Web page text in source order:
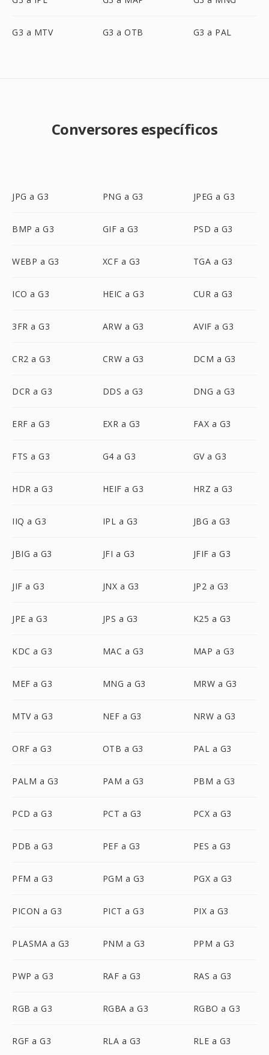
G3 a MTV G3 a OTB G3 a PAL
Conversores específicos
JPG a G3 PNG a G3 JPEG a G3
BMP a G3 GIF a G3 PSD a G3
WEBP a G3 XCF a G3 TGA a G3
ICO a G3 HEIC a G3 CUR a G3
3FR a G3 ARW a G3 AVIF a G3
CR2 a G3 CRW a G3 DCM a G3
DCR a G3 DDS a G3 DNG a G3
ERF a G3 EXR a G3 FAX a G3
FTS a G3 G4 a G3 GV a G3
HDR a G3 HEIF a G3 HRZ a G3
IIQ a G3 IPL a G3 JBG a G3
JBIG a G3 JFI a G3 JFIF a G3
JIF a G3 JNX a G3 JP2 a G3
JPE a G3 JPS a G3 K25 a G3
KDC a G3 MAC a G3 MAP a G3
MEF a G3 MNG a G3 MRW a G3
MTV a G3 NEF a G3 NRW a G3
ORF a G3 OTB a G3 PAL a G3
PALM a G3 PAM a G3 PBM a G3
PCD a G3 PCT a G3 PCX a G3
PDB a G3 PEF a G3 PES a G3
PFM a G3 PGM a G3 PGX a G3
PICON a G3 PICT a G3 PIX a G3
PLASMA a G3 PNM a G3 PPM a G3
PWP a G3 RAF a G3 RAS a G3
RGB a G3 RGBA a G3 RGBO a G3
RGF a G3 RLA a G3 RLE a G3